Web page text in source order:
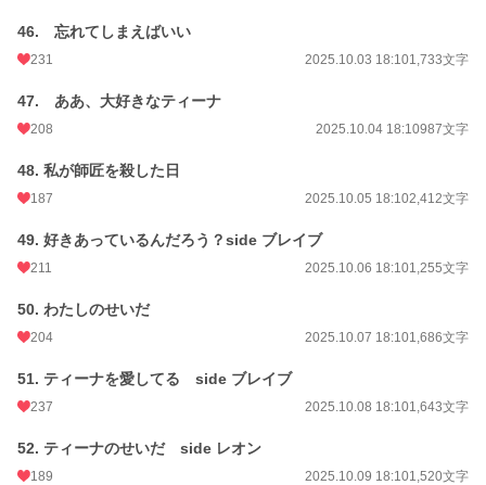
46. 忘れてしまえばいい
231 2025.10.03 18:101,733文字
47. ああ、大好きなティーナ
208 2025.10.04 18:10987文字
48. 私が師匠を殺した日
187 2025.10.05 18:102,412文字
49. 好きあっているんだろう？side ブレイブ
211 2025.10.06 18:101,255文字
50. わたしのせいだ
204 2025.10.07 18:101,686文字
51. ティーナを愛してる side ブレイブ
237 2025.10.08 18:101,643文字
52. ティーナのせいだ side レオン
189 2025.10.09 18:101,520文字